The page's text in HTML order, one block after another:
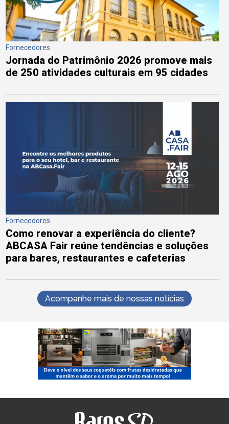
Fornecedores
Jornada do Patrimônio 2026 promove mais
de 250 atividades culturais em 95 cidades
Fornecedores
Como renovar a experiência do cliente?
ABCASA Fair reúne tendências e soluções
para bares, restaurantes e cafeterias
Acompanhe mais de nossas notícias